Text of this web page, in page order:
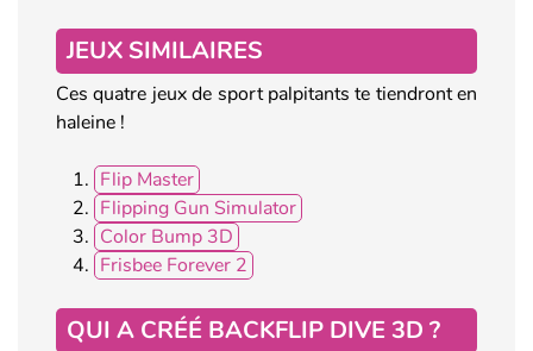
JEUX SIMILAIRES
Ces quatre jeux de sport palpitants te tiendront en
haleine !
Flip Master
Flipping Gun Simulator
Color Bump 3D
Frisbee Forever 2
QUI A CRÉÉ BACKFLIP DIVE 3D ?